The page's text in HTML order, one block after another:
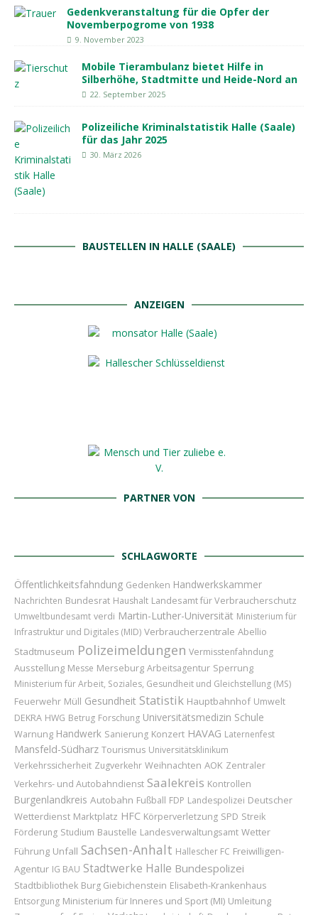
Gedenkveranstaltung für die Opfer der
Novemberpogrome von 1938
9. November 2023
Mobile Tierambulanz bietet Hilfe in
Silberhöhe, Stadtmitte und Heide-Nord an
22. September 2025
Polizeiliche Kriminalstatistik Halle (Saale)
für das Jahr 2025
30. März 2026
BAUSTELLEN IN HALLE (SAALE)
ANZEIGEN
PARTNER VON
SCHLAGWORTE
Öffentlichkeitsfahndung Gedenken Handwerkskammer
Nachrichten Bundesrat Haushalt Landesamt für Verbraucherschutz
Umweltbundesamt verdi Martin-Luther-Universität Ministerium für
Infrastruktur und Digitales (MID) Verbraucherzentrale Abellio
Stadtmuseum Polizeimeldungen Vermisstenfahndung
Ausstellung Messe Merseburg Arbeitsagentur Sperrung
Ministerium für Arbeit, Soziales, Gesundheit und Gleichstellung (MS)
Feuerwehr Müll Gesundheit Statistik Hauptbahnhof Umwelt
DEKRA HWG Betrug Forschung Universitätsmedizin Schule
Warnung Handwerk Sanierung Konzert HAVAG Laternenfest
Mansfeld-Südharz Tourismus Universitätsklinikum
Verkehrssicherheit Zugverkehr Weihnachten AOK Zentraler
Verkehrs- und Autobahndienst Saalekreis Kontrollen
Burgenlandkreis Autobahn Fußball FDP Landespolizei Deutscher
Wetterdienst Marktplatz HFC Körperverletzung SPD Streik
Förderung Studium Baustelle Landesverwaltungsamt Wetter
Führung Unfall Sachsen-Anhalt Hallescher FC Freiwilligen-
Agentur IG BAU Stadtwerke Halle Bundespolizei
Stadtbibliothek Burg Giebichenstein Elisabeth-Krankenhaus
Entsorgung Ministerium für Inneres und Sport (MI) Umleitung